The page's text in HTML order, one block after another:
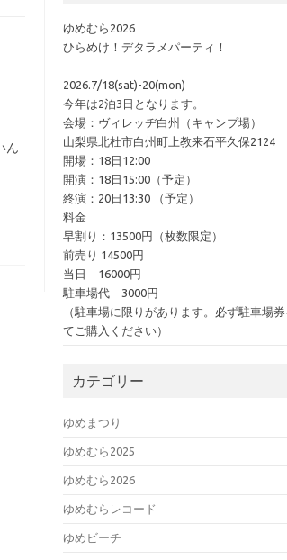
ん
ゆめむら2026
ひらめけ！デタラメパーティ！
2026.7/18(sat)-20(mon)
今年は2泊3日となります。
会場：ヴィレッヂ白州（キャンプ場）
山梨県北杜市白州町上教来石平久保2124
開場：18日12:00
開演：18日15:00（予定）
終演：20日13:30 （予定）
料金
早割り：13500円（枚数限定）
前売り 14500円
当日 16000円
駐車場代 3000円
（駐車場に限りがあります。必ず駐車場
てご購入ください）
カテゴリー
ゆめまつり
ゆめむら2025
ゆめむら2026
ゆめむらレコード
ゆめビーチ